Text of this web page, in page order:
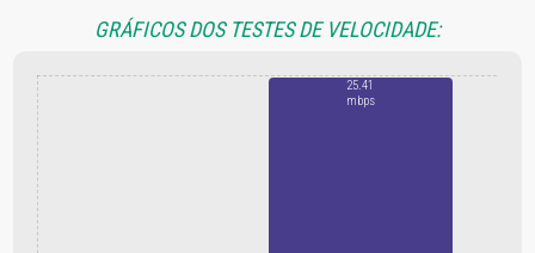
GRÁFICOS DOS TESTES DE VELOCIDADE:
25.41
mbps